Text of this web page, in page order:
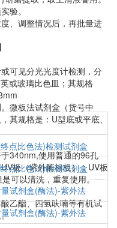
验。
、调整情况后，再批量进
可见分光光度计检测，分
或玻璃比色皿；其规格
微板法试剂盒（货号中
其规格是：U型底或平底、
340nm,使用普通的96孔
板（紫外酶标板）；UV板
可以清洗，重复使用。一
乙酯、四氢呋喃等有机试
点比色法)检测试剂盒
点比色法)检测试剂盒
试剂盒(酶法)-紫外法
试剂盒(酶法)-紫外法